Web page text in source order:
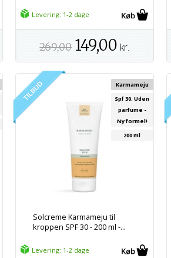
Levering: 1-2 dage
269,00 149,00 kr.
Solcreme Karmameju til
kroppen SPF 30 - 200 ml -...
Karmameju
Spf 30. Uden
parfume -
Ny formel!
200 ml
Levering: 1-2 dage